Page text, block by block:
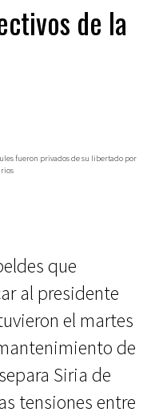
de la
fueron privados de su libertado por
que
al presidente
el martes
de
Siria de
tensiones entre